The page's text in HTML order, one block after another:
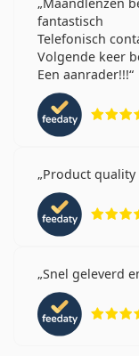
fantastisch
Telefonisch
Volgende keer
Een aanrader!!!
Product quality
Snel geleverd